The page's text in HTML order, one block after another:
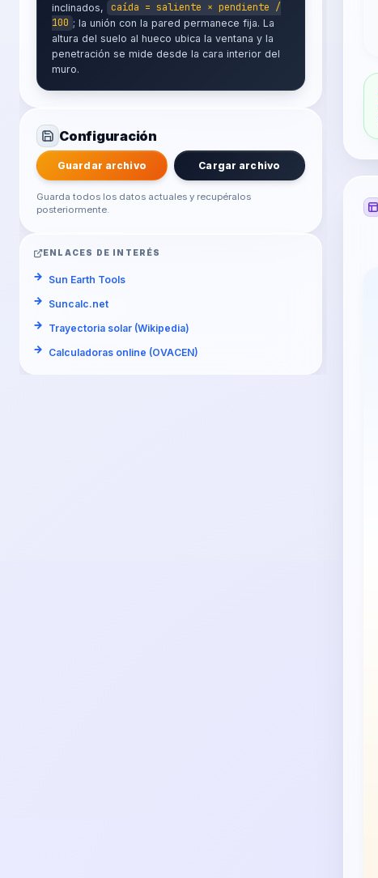
inclinados,
caída = saliente × pendiente /
100 ; la unión con la pared permanece fija. La
altura del suelo al hueco ubica la ventana y la
penetración se mide desde la cara interior del
muro.
Configuración
Guardar archivo Cargar archivo
Guarda todos los datos actuales y recupéralos
posteriormente.
ENLACES DE INTERÉS
Sun Earth Tools
Suncalc.net
Trayectoria solar (Wikipedia)
Calculadoras online (OVACEN)